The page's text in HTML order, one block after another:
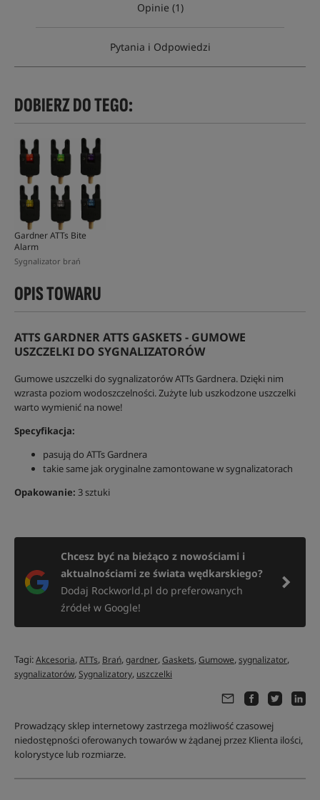
Opinie (1)
Pytania i Odpowiedzi
DOBIERZ DO TEGO:
Gardner ATTs Bite
Alarm
Sygnalizator brań
OPIS TOWARU
ATTS GARDNER ATTS GASKETS - GUMOWE
USZCZELKI DO SYGNALIZATORÓW
Gumowe uszczelki do sygnalizatorów ATTs Gardnera. Dzięki nim
wzrasta poziom wodoszczelności. Zużyte lub uszkodzone uszczelki
warto wymienić na nowe!
Specyfikacja:
pasują do ATTs Gardnera
takie same jak oryginalne zamontowane w sygnalizatorach
Opakowanie: 3 sztuki
Chcesz być na bieżąco z nowościami i
aktualnościami ze świata wędkarskiego?
Dodaj Rockworld.pl do preferowanych
źródeł w Google!
Tagi:Akcesoria,ATTs, Brań,gardner,Gaskets,Gumowe,sygnalizator,
sygnalizatorów,Sygnalizatory, uszczelki
Prowadzący sklep internetowy zastrzega możliwość czasowej
niedostępności oferowanych towarów w żądanej przez Klienta ilości,
kolorystyce lub rozmiarze.